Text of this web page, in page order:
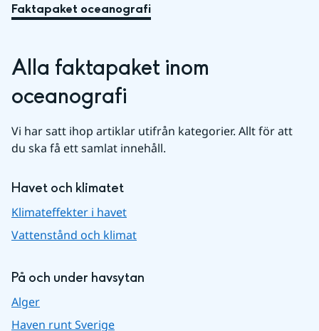
Faktapaket oceanografi
Alla faktapaket inom
oceanografi
Vi har satt ihop artiklar utifrån kategorier. Allt för att
du ska få ett samlat innehåll.
Havet och klimatet
Klimateffekter i havet
Vattenstånd och klimat
På och under havsytan
Alger
Haven runt Sverige